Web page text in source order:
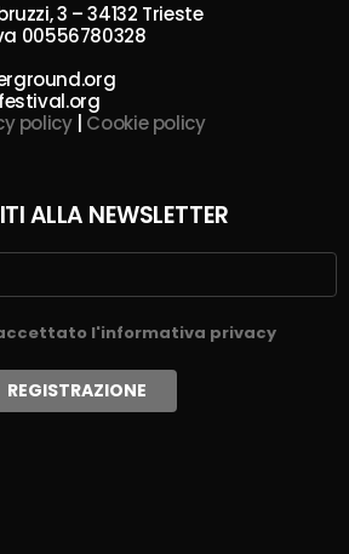
3 – 34132 Trieste
00556780328
policy| Cookie policy
ALLA NEWSLETTER
l'informativa privacy